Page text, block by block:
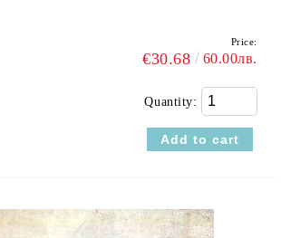
Price:
€30.68 60.00лв.
Quantity: